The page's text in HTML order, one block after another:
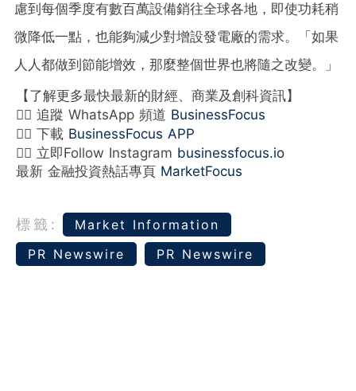
慮到每個季度有數百萬設備銷往全球各地，即使功耗稍
微降低一點，也能夠減少對增設發電廠的需求。「如果
人人都做到節能增效，那麼整個世界也將隨之改變。」
【了解更多最快最新的財經、商業及創科資訊】
👉🏻 追蹤 WhatsApp 頻道 BusinessFocus
👉🏻 下載 BusinessFocus APP
👉🏻 立即Follow Instagram businessfocus.io
最新 金融投資熱話專頁 MarketFocus
標籤:
Market Information
PR Newswire
PR Newswire